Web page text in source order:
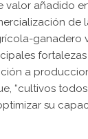
valor añadido
de
ganadero
a
“cultivos
su